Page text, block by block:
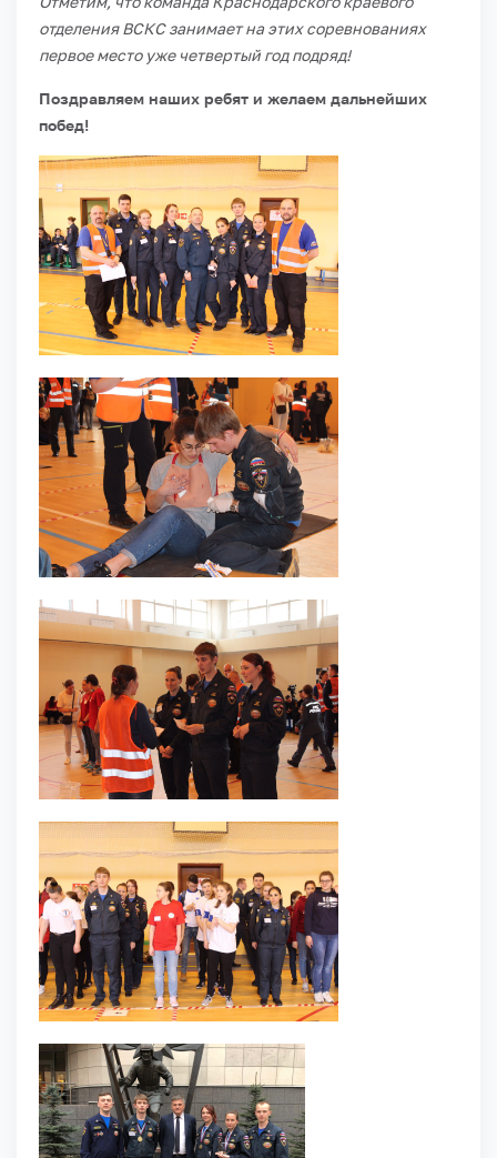
отделения ВСКС занимает на этих соревнованиях
первое место уже четвертый год подряд!
Поздравляем наших ребят и желаем дальнейших
побед!